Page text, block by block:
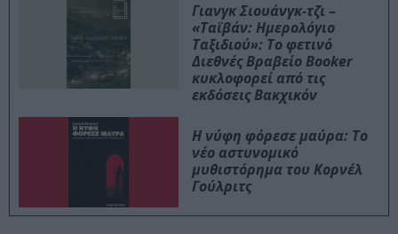
Γιανγκ Σιουάνγκ-τζι –
«Ταϊβάν: Ημερολόγιο
Ταξιδιού»: Το φετινό
Διεθνές Βραβείο Booker
κυκλοφορεί από τις
εκδόσεις Βακχικόν
Η νύφη φόρεσε μαύρα: Το
νέο αστυνομικό
μυθιστόρημα του Κορνέλ
Γούλριτς